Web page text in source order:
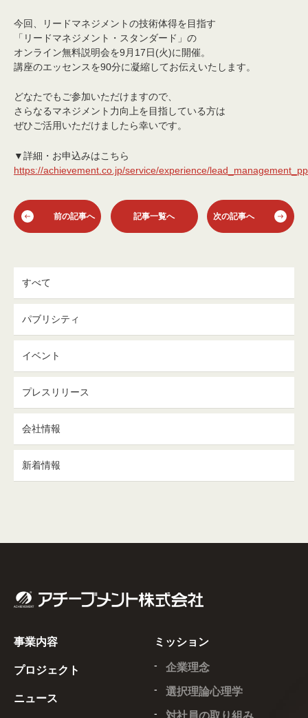
今回、リードマネジメントの技術体得を目指す
「リードマネジメント・スタンダード」の
オンライン無料説明会を9月17日(火)に開催。
講座のエッセンスを90分に凝縮してお伝えいたします。
どなたでもご参加いただけますので、
さらなるマネジメント力向上を目指している方は
ぜひご活用いただけましたら幸いです。
▼詳細・お申込みはこちら
https://achievement.co.jp/service/experience/
前の記事へ 記事一覧へ 次の記事へ
すべて
パブリシティ
イベント
プレスリリース
会社情報
新着情報
事業内容
プロジェクト
ニュース
ミッション
企業理念
選択理論心理学
対社員の取り組み